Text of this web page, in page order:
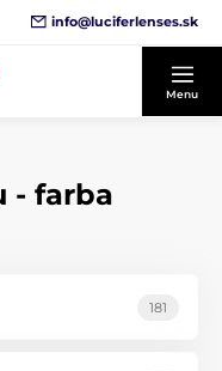
info@luciferlenses.sk
Menu
- farba
181